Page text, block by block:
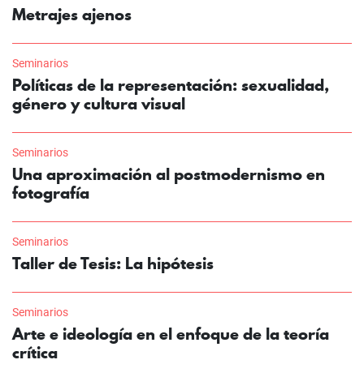
Metrajes ajenos
Seminarios
Políticas de la representación: sexualidad,
género y cultura visual
Seminarios
Una aproximación al postmodernismo en
fotografía
Seminarios
Taller de Tesis: La hipótesis
Seminarios
Arte e ideología en el enfoque de la teoría
crítica